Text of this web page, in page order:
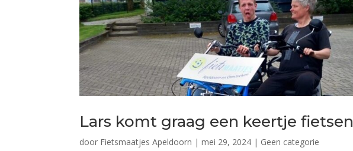
Lars komt graag een keertje fietsen
door Fietsmaatjes Apeldoorn |mei 29, 2024 | Geen categorie